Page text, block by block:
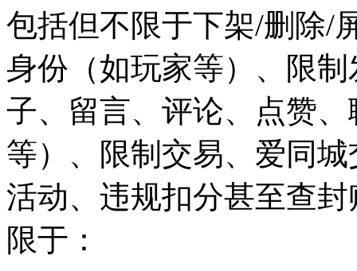
包括但不限于下架/删除/
身份（如玩家等）、限
子、留言、评论、点赞
等）、限制交易、爱同
活动、违规扣分甚至查
限于：